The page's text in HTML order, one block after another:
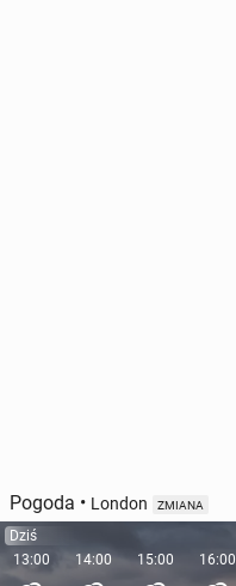
Pogoda • London ZMIANA
Dziś
13:00
14:00 15:00 16:00